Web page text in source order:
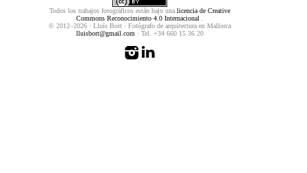
Todos los trabajos fotográficos están bajo una licencia de Creative
Commons Reconocimiento 4.0 Internacional .
© 2012–2026 · Lluís Bort · Fotógrafo de arquitectura en Mallorca
lluisbort@gmail.com · Tel. +34 660 15 36 20